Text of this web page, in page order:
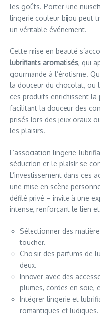
les goûts. Porter une
lingerie couleur bijou peut
un véritable événement.
Cette mise en beauté
lubrifiants aromatisés, qui
gourmande à l’érotisme.
la douceur du chocolat, ou
ces produits enrichissent
facilitant la douceur des
prisés lors des jeux oraux
les plaisirs.
L’association lingerie-
séduction et le plaisir se
L’investissement dans ces
une mise en scène
défilé privé – invite à une
intense, renforçant le lien
Sélectionner des
toucher.
Choisir des parfums de
deux.
Innover avec des
plumes, cordes en soie,
Intégrer lingerie et
romantiques et ludiques.